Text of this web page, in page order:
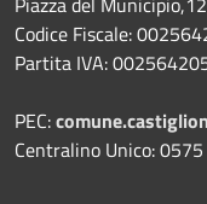
Codice Fiscale:
Partita IVA:
PEC:
Centralino Unico: